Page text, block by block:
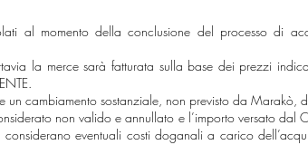
al momento della conclusione del processo di
la merce sarà fatturata sulla base dei prezzi
cambiamento sostanziale, non previsto da Marakò,
non valido e annullato e l’importo versato dal
eventuali costi doganali a carico